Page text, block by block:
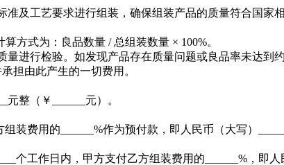
准及工艺要求进行组装，确保组装产品的质量符合国家
方式为：良品数量 / 总组装数量 × 100%。
量进行检验。如发现产品存在质量问题或良品率未达到
担由此产生的一切费用。
整（￥______元）。
装费用的______%作为预付款，即人民币（大写）
个工作日内，甲方支付乙方组装费用的______%，即人